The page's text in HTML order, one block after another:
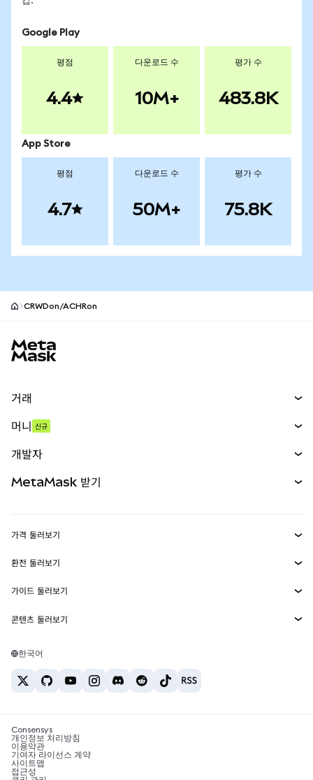
Google Play
평점
4.4
다운로드 수
10M+
평가 수
483.8K
App Store
평점
4.7
다운로드 수
50M+
평가 수
75.8K
CRWDon/ACHRon
거래
무기한 선물
실물자산
머니 신규
개발자
MetaMask Connect
Snaps
웹3 서비스
MetaMask 받기
보안
고객 지원
채용
가격 둘러보기
이더리움 가격
솔라나 가격
테더 가격
환전 둘러보기
ETH를 USD로 환전
USDT를 INR로 환전
BTC를 INR로 환전
ETH를 USDT로 환전
가이드 둘러보기
ETH 매수
USDT 매수
SHIB 매수
BNB 매수
콘텐츠 둘러보기
솔라나 지갑
암호화폐 세금 뉴스
암호화폐 매수 방법
비트코인 매도 방법
한국어
Consensys
개인정보 처리방침
이용약관
기여자 라이선스 계약
사이트맵
접근성